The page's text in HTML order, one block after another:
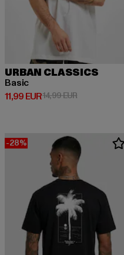
URBAN CLASSICS
Basic
11,99 EUR
Derzeitiger Preis: 11,99 EUR
14,99 EURAktionspreis:
-28%